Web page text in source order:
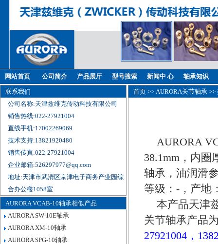
网站首页 公司简介 产品展厅 型号搜索 新闻中 心 轴承知识
联系我们
公司名称:天津兹维克传动科技有限公司
销售热线:022-27921004
直线手机:17002269069
技术支持:13821920480
销售传真:022-27921004
企业邮箱:526297977@qq.com
地址:天津市武清区京津电子商务产业园综
合办公楼1058室
AURORA VCAB-10轴承相似产品
AURORA SW-10E轴承
AURORA XM-10轴承
AURORA SPG-10轴承
首页 >> AURORA关节轴承 >>
AURORA
38.1mm，内圈
轴承，油润滑
等级：-，产地
本产品天津
关节轴承产品
27921004，